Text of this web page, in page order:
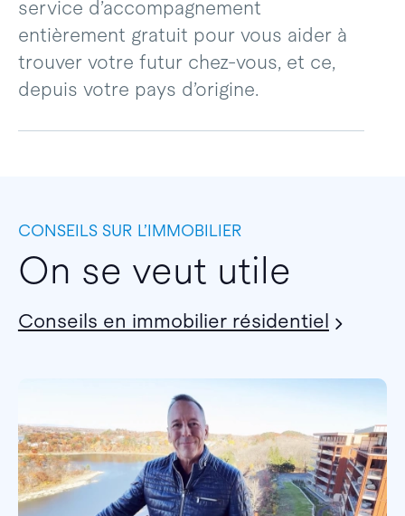
service d’accompagnement
entièrement gratuit pour vous aider à
trouver votre futur chez-vous, et ce,
depuis votre pays d’origine.
CONSEILS SUR L’IMMOBILIER
On se veut utile
Conseils en immobilier résidentiel